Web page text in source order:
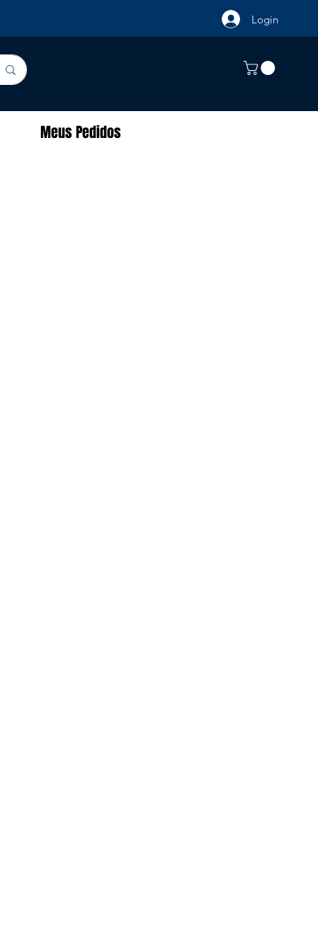
Login
Meus Pedidos